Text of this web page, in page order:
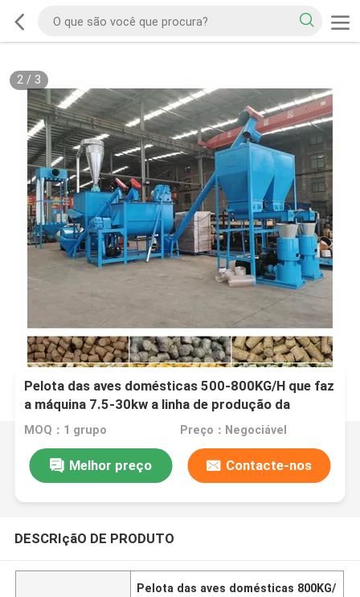
2/ 3
Pelota das aves domésticas 500-800KG/H que faz
a máquina 7.5-30kw a linha de produção da
alimentação animal
MOQ：1 grupo Preço：Negociável
Melhor preço Contacte-nos
DESCRIçãO DE PRODUTO
Pelota das aves domésticas 800KG/